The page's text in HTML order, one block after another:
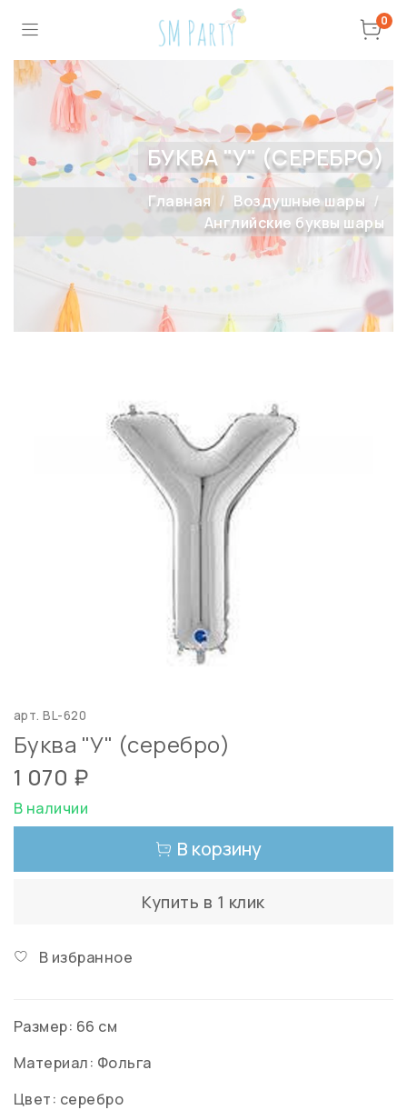
0
БУКВА "У" (СЕРЕБРО)
Главная
Воздушные шары
Английские буквы шары
арт.BL-620
Буква "У" (серебро)
1 070 ₽
В наличии
В корзину
Купить в 1 клик
В избранное
Размер: 66 см
Материал: Фольга
Цвет: серебро